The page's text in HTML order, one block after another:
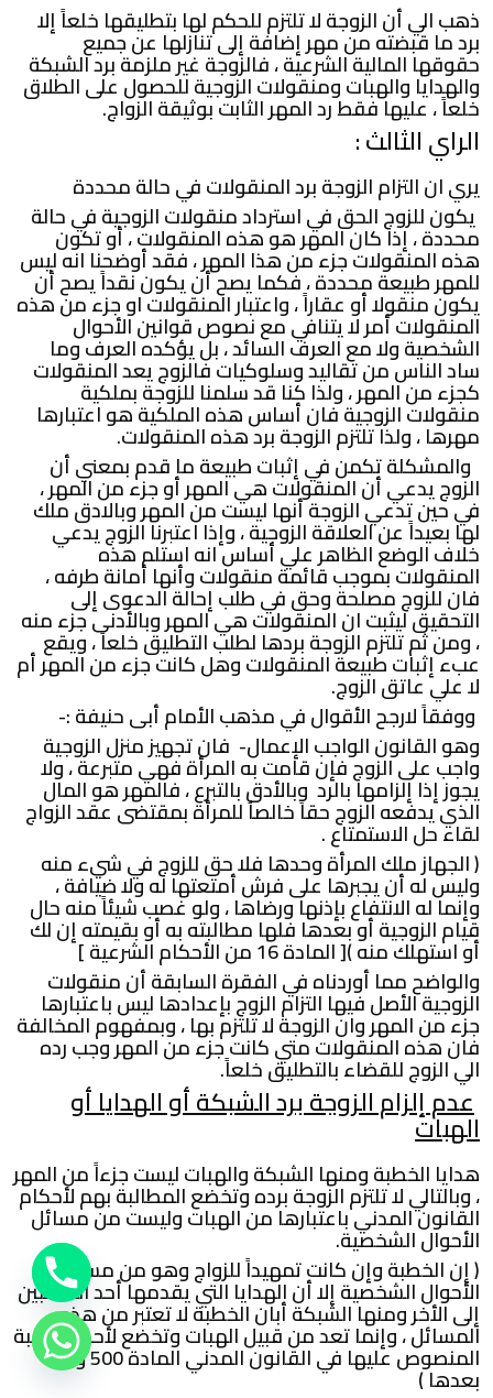
ذهب الي أن الزوجة لا تلتزم للحكم لها بتطليقها خلعاً إلا
برد ما قبضته من مهر إضافة إلى تنازلها عن جميع
حقوقها المالية الشرعية ، فالزوجة غير ملزمة برد الشبكة
والهدايا والهبات ومنقولات الزوجية للحصول على الطلاق
خلعاً ، عليها فقط رد المهر الثابت بوثيقة الزواج.
الراي الثالث :
يري ان التزام الزوجة برد المنقولات في حالة محددة
يكون للزوج الحق في استرداد منقولات الزوجية في حالة
محددة ، إذا كان المهر هو هذه المنقولات ، أو تكون
هذه المنقولات جزء من هذا المهر ، فقد أوضحنا انه ليس
للمهر طبيعة محددة ، فكما يصح أن يكون نقداً يصح أن
يكون منقولا أو عقاراً ، واعتبار المنقولات او جزء من هذه
المنقولات أمر لا يتنافي مع نصوص قوانين الأحوال
الشخصية ولا مع العرف السائد ، بل يؤكده العرف وما
ساد الناس من تقاليد وسلوكيات فالزوج يعد المنقولات
كجزء من المهر ، ولذا كنا قد سلمنا للزوجة بملكية
منقولات الزوجية فان أساس هذه الملكية هو اعتبارها
مهرها ، ولذا تلتزم الزوجة برد هذه المنقولات.
والمشكلة تكمن في إثبات طبيعة ما قدم بمعني أن
الزوج يدعي أن المنقولات هي المهر أو جزء من المهر ،
في حين تدعي الزوجة أنها ليست من المهر وبالادق ملك
لها بعيداً عن العلاقة الزوجية ، وإذا اعتبرنا الزوج يدعي
خلاف الوضع الظاهر علي أساس انه استلم هذه
المنقولات بموجب قائمة منقولات وأنها أمانة طرفه ،
فان للزوج مصلحة وحق في طلب إحالة الدعوى إلى
التحقيق ليثبت ان المنقولات هي المهر وبالأدنى جزء منه
، ومن ثم تلتزم الزوجة بردها لطلب التطليق خلعاً ، ويقع
عبء إثبات طبيعة المنقولات وهل كانت جزء من المهر أم
لا علي عاتق الزوج.
ووفقاً لارجح الأقوال في مذهب الأمام أبى حنيفة :-
وهو القانون الواجب الإعمال- فان تجهيز منزل الزوجية
واجب على الزوج فإن قامت به المرأة فهي متبرعة ، ولا
يجوز إذا إلزامها بالرد وبالأدق بالتبرع ، فالمهر هو المال
الذي يدفعه الزوج حقاً خالصاً للمرأة بمقتضى عقد الزواج
لقاء حل الاستمتاع .
( الجهاز ملك المرأة وحدها فلا حق للزوج في شيء منه
وليس له أن يجبرها على فرش أمتعتها له ولا ضيافة ،
وإنما له الانتفاع بإذنها ورضاها ، ولو غصب شيئاً منه حال
قيام الزوجية أو بعدها فلها مطالبته به أو بقيمته إن لك
أو استهلك منه )[ المادة 16 من الأحكام الشرعية ]
والواضح مما أوردناه في الفقرة السابقة أن منقولات
الزوجية الأصل فيها التزام الزوج بإعدادها ليس باعتبارها
جزء من المهر وان الزوجة لا تلتزم بها ، وبمفهوم المخالفة
فان هذه المنقولات متي كانت جزء من المهر وجب رده
الي الزوج للقضاء بالتطليق خلعاً.
عدم إلزام الزوجة برد الشبكة أو الهدايا أو
الهبات
هدايا الخطبة ومنها الشبكة والهبات ليست جزءاً من المهر
، وبالتالي لا تلتزم الزوجة برده وتخضع المطالبة بهم لأحكام
القانون المدني باعتبارها من الهبات وليست من مسائل
الأحوال الشخصية.
( إن الخطبة وإن كانت تمهيداً للزواج وهو من مسائل
الأحوال الشخصية إلا أن الهدايا التي يقدمها أحد الخاطبين
إلى الأخر ومنها الشبكة أبان الخطبة لا تعتبر من هذه
المسائل ، وإنما تعد من قبيل الهبات وتخضع لأحكام الهبة
المنصوص عليها في القانون المدني المادة 500 وما
بعدها )